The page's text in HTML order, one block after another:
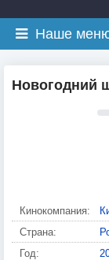
Наше
Новогодний
Кинокомпания:
Страна:
Год: